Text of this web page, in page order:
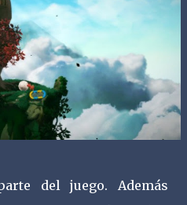
del juego. Además